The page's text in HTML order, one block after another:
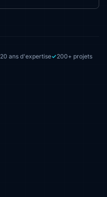
20 ans d'expertise
200+ projets